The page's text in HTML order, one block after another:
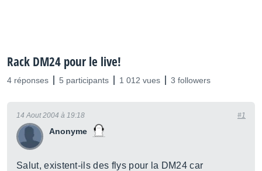
Rack DM24 pour le live!
4 réponses 5 participants 1 012 vues 3 followers
Anonyme
14 Aout 2004 à 19:18 #1
Salut, existent-ils des flys pour la DM24 car